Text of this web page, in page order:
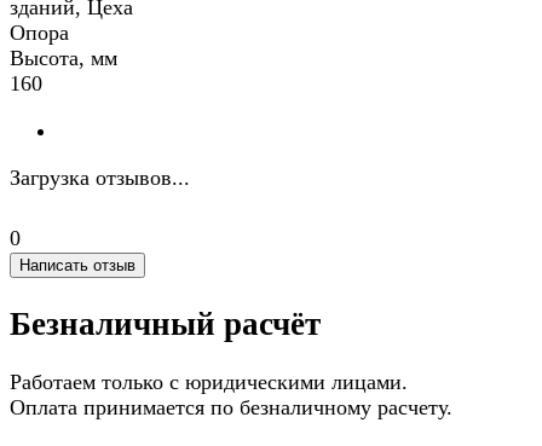
зданий, Цеха
Опора
Высота, мм
160
Загрузка отзывов...
0
Написать отзыв
Безналичный расчёт
Работаем только с юридическими лицами.
Оплата принимается по безналичному расчету.